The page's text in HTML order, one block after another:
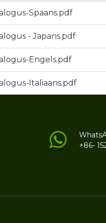
Spaans.pdf
- Japans.pdf
Engels.pdf
Italiaans.pdf
+86-